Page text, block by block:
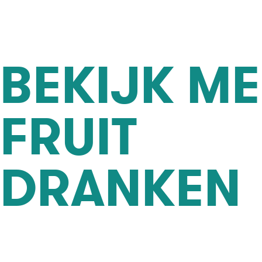
BEKIJK
FRUIT
DRANKEN